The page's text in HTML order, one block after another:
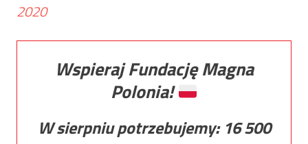
2020
Wspieraj Fundację Magna
Polonia!
W sierpniu potrzebujemy: 16 500